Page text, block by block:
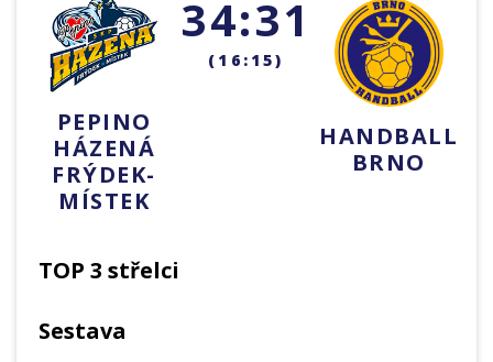
PEPINO
HÁZENÁ
FRÝDEK-
MÍSTEK
34:31
(16:15)
HANDBALL
BRNO
TOP 3 střelci
Sestava